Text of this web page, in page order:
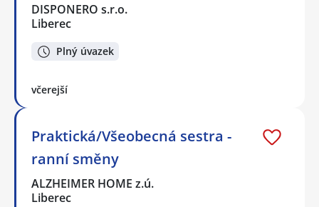
DISPONERO s.r.o.
Liberec
Plný úvazek
včerejší
Praktická/Všeobecná sestra -
ranní směny
ALZHEIMER HOME z.ú.
Liberec